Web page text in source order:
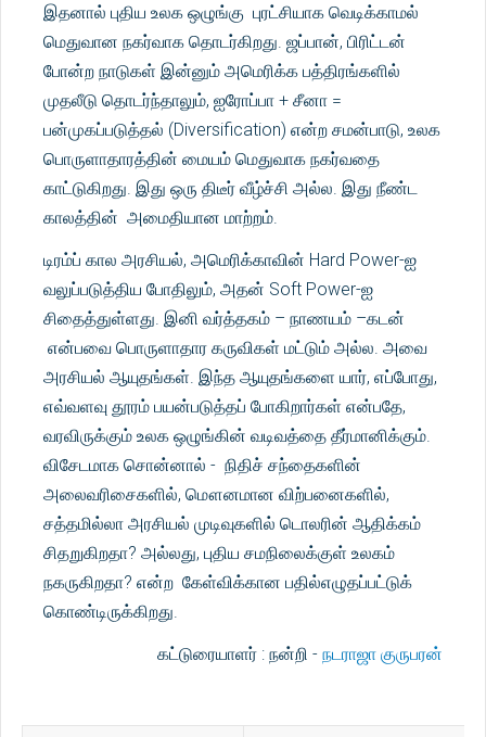
இதனால் புதிய உலக ஒழுங்கு புரட்சியாக வெடிக்காமல்
மெதுவான நகர்வாக தொடர்கிறது. ஜப்பான், பிரிட்டன்
போன்ற நாடுகள் இன்னும் அமெரிக்க பத்திரங்களில்
முதலீடு தொடர்ந்தாலும், ஐரோப்பா + சீனா =
பன்முகப்படுத்தல் (Diversification) என்ற சமன்பாடு, உலக
பொருளாதாரத்தின் மையம் மெதுவாக நகர்வதை
காட்டுகிறது. இது ஒரு திடீர் வீழ்ச்சி அல்ல. இது நீண்ட
காலத்தின் அமைதியான மாற்றம்.
டிரம்ப் கால அரசியல், அமெரிக்காவின் Hard Power-ஐ
வலுப்படுத்திய போதிலும், அதன் Soft Power-ஐ
சிதைத்துள்ளது. இனி வர்த்தகம் – நாணயம் –கடன்
என்பவை பொருளாதார கருவிகள் மட்டும் அல்ல. அவை
அரசியல் ஆயுதங்கள். இந்த ஆயுதங்களை யார், எப்போது,
எவ்வளவு தூரம் பயன்படுத்தப் போகிறார்கள் என்பதே,
வரவிருக்கும் உலக ஒழுங்கின் வடிவத்தை தீர்மானிக்கும்.
விசேடமாக சொன்னால் - நிதிச் சந்தைகளின்
அலைவரிசைகளில், மௌனமான விற்பனைகளில்,
சத்தமில்லா அரசியல் முடிவுகளில் டொலரின் ஆதிக்கம்
சிதறுகிறதா? அல்லது, புதிய சமநிலைக்குள் உலகம்
நகருகிறதா? என்ற கேள்விக்கான பதில்எழுதப்பட்டுக்
கொண்டிருக்கிறது.
கட்டுரையாளர் : நன்றி - நடராஜா குருபரன்